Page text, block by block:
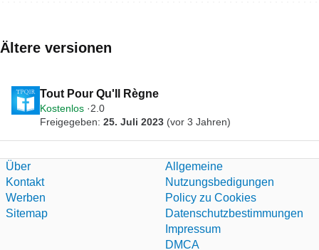
Ältere versionen
Tout Pour Qu'Il Règne
Kostenlos
2.0
Freigegeben: 25. Juli 2023 (vor 3 Jahren)
Über
Kontakt
Werben
Sitemap
Allgemeine
Nutzungsbedigungen
Policy zu Cookies
Datenschutzbestimmungen
Impressum
DMCA